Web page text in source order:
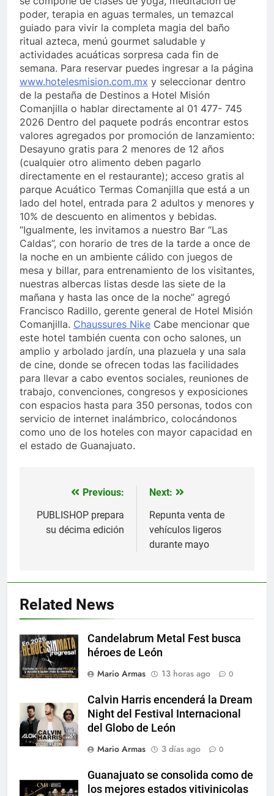
poder, terapia en aguas termales, un temazcal
guiado para vivir la completa magia del baño
ritual azteca, menú gourmet saludable y
actividades acuáticas sorpresa cada fin de
semana. Para reservar puedes ingresar a la página
www.hotelesmision.com.mx y seleccionar dentro
de la pestaña de Destinos a Hotel Misión
Comanjilla o hablar directamente al 01 477- 745
2026 Dentro del paquete podrás encontrar estos
valores agregados por promoción de lanzamiento:
Desayuno gratis para 2 menores de 12 años
(cualquier otro alimento deben pagarlo
directamente en el restaurante); acceso gratis al
parque Acuático Termas Comanjilla que está a un
lado del hotel, entrada para 2 adultos y menores y
10% de descuento en alimentos y bebidas.
“Igualmente, les invitamos a nuestro Bar “Las
Caldas”, con horario de tres de la tarde a once de
la noche en un ambiente cálido con juegos de
mesa y billar, para entrenamiento de los visitantes,
nuestras albercas listas desde las siete de la
mañana y hasta las once de la noche” agregó
Francisco Radillo, gerente general de Hotel Misión
Comanjilla. Chaussures Nike Cabe mencionar que
este hotel también cuenta con ocho salones, un
amplio y arbolado jardín, una plazuela y una sala
de cine, donde se ofrecen todas las facilidades
para llevar a cabo eventos sociales, reuniones de
trabajo, convenciones, congresos y exposiciones
con espacios hasta para 350 personas, todos con
servicio de internet inalámbrico, colocándonos
como uno de los hoteles con mayor capacidad en
el estado de Guanajuato.
Navegación
de
Previous:
PUBLISHOP prepara
su décima edición
Next:
Repunta venta de
vehículos ligeros
durante mayo
Related News
Candelabrum Metal Fest busca
héroes de León
Mario Armas
13 horas ago 0
Calvin Harris encenderá la Dream
Night del Festival Internacional
del Globo de León
Mario Armas
3 días ago 0
Guanajuato se consolida como de
los mejores estados vitivinicolas